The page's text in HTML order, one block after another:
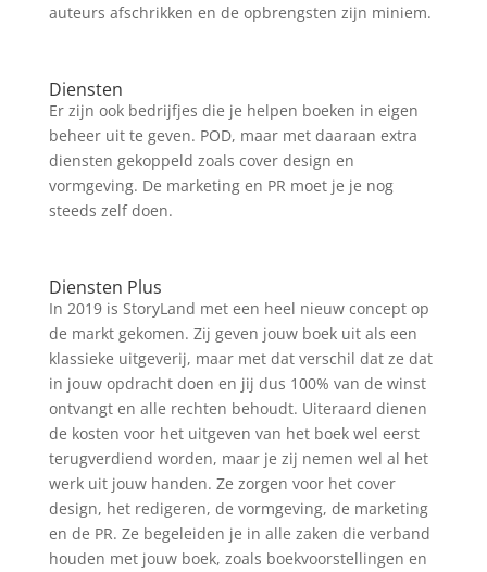
auteurs afschrikken en de opbrengsten zijn miniem.
Diensten
Er zijn ook bedrijfjes die je helpen boeken in eigen
beheer uit te geven. POD, maar met daaraan extra
diensten gekoppeld zoals cover design en
vormgeving. De marketing en PR moet je je nog
steeds zelf doen.
Diensten Plus
In 2019 is StoryLand met een heel nieuw concept op
de markt gekomen. Zij geven jouw boek uit als een
klassieke uitgeverij, maar met dat verschil dat ze dat
in jouw opdracht doen en jij dus 100% van de winst
ontvangt en alle rechten behoudt. Uiteraard dienen
de kosten voor het uitgeven van het boek wel eerst
terugverdiend worden, maar je zij nemen wel al het
werk uit jouw handen. Ze zorgen voor het cover
design, het redigeren, de vormgeving, de marketing
en de PR. Ze begeleiden je in alle zaken die verband
houden met jouw boek, zoals boekvoorstellingen en